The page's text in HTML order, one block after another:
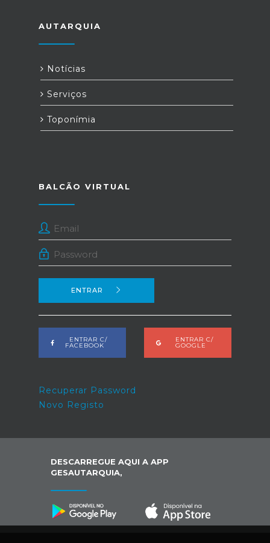
AUTARQUIA
Notícias
Serviços
Toponímia
BALCÃO VIRTUAL
ENTRAR
ENTRAR C/
FACEBOOK
ENTRAR C/
GOOGLE
Recuperar Password
Novo Registo
DESCARREGUE AQUI A APP
GESAUTARQUIA,